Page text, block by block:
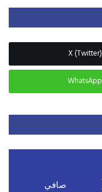
X (Twitter)
WhatsApp
صافي